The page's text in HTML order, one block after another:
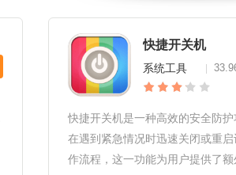
机应用的搜索、下载、安装
快捷开关机
系统工具
快捷开关机是一种高效的安全防
在遇到紧急情况时迅速关闭或重
作流程，这一功能为用户提供了